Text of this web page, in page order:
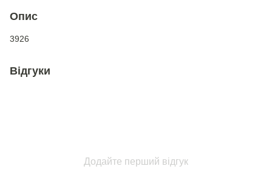
Опис
3926
Відгуки
Додайте перший відгук